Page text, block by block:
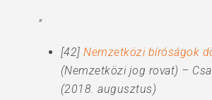
„
[42]Nemzetközi bíróságok
(Nemzetközi jog rovat) –
(2018. augusztus)